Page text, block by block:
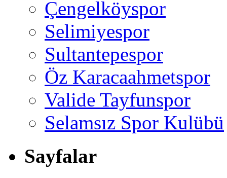
Çengelköyspor
Selimiyespor
Sultantepespor
Öz Karacaahmetspor
Valide Tayfunspor
Selamsız Spor Kulübü
Sayfalar